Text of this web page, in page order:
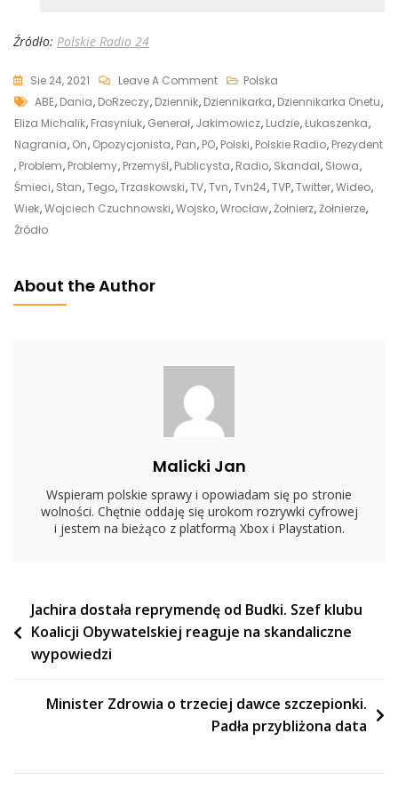
Źródło: Polskie Radio 24
Sie 24, 2021 Leave A CommentOn
Generał
Roman
Polko
Bezlitosny
Dla
Frasyniuka.
Polska
Tags
ABE, Dania, DoRzeczy, Dziennik, Dziennikarka, Dziennikarka Onetu,
Eliza Michalik, Frasyniuk, Generał, Jakimowicz, Ludzie,Łukaszenka,
Nagrania, On, Opozycjonista, Pan, PO, Polski, Polskie Radio, Prezydent
, Problem, Problemy, Przemyśl, Publicysta, Radio, Skandal, Słowa,
Śmieci, Stan,Tego,Trzaskowski,TV,Tvn,Tvn24,TVP,Twitter,Wideo,
Wiek,Wojciech Czuchnowski,Wojsko,Wrocław,Żołnierz,Żołnierze,
Źródło
About the Author
Malicki Jan
Wspieram polskie sprawy i opowiadam się po stronie
wolności. Chętnie oddaję się urokom rozrywki cyfrowej
i jestem na bieżąco z platformą Xbox i Playstation.
Nawigacja
wpisu
Jachira dostała reprymendę od Budki. Szef klubu
Koalicji Obywatelskiej reaguje na skandaliczne
wypowiedzi
Minister Zdrowia o trzeciej dawce szczepionki.
Padła przybliżona data